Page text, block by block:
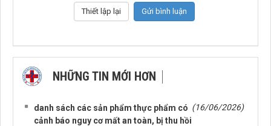
NHỮNG TIN MỚI HƠN
danh sách các sản phẩm thực phẩm có
cảnh báo nguy cơ mất an toàn, bị thu hồi
(16/06/2026)